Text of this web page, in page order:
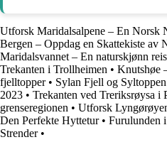
Utforsk Maridalsalpene – En Norsk
Bergen – Oppdag en Skattekiste av
Maridalsvannet – En naturskjønn
Trekanten i Trollheimen • Knutshøe
fjelltopper• Sylan Fjell og
2023 • Trekanten ved Treriksrøysa i
grenseregionen • Utforsk
Den Perfekte Hyttetur• Furulunden
Strender•